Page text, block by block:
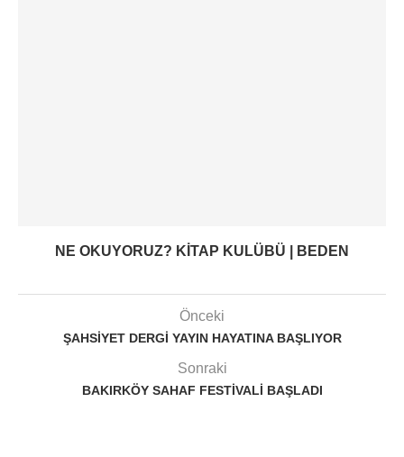
NE OKUYORUZ? KITAP KULÜBÜ | BEDEN
Önceki
ŞAHSIYET DERGI YAYIN HAYATINA BAŞLIYOR
Sonraki
BAKIRKÖY SAHAF FESTIVALI BAŞLADI